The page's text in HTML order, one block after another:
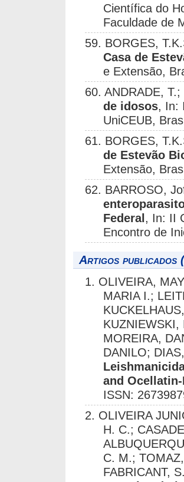
Científica do
Faculdade de
59. BORGES,
Casa de
e Extensão,
60. ANDRADE,
de idosos, In:
UniCEUB,
61. BORGES,
de Estevão
Extensão,
62. BARROSO,
Federal , In: II
Encontro de
Artigos publicados
1. OLIVEIRA,
MARIA I.;
KUZNIEWSKI,
MOREIRA,
DANILO;
and
ISSN:
2. OLIVEIRA
H. C.;
C. M.;
FABRICANT,